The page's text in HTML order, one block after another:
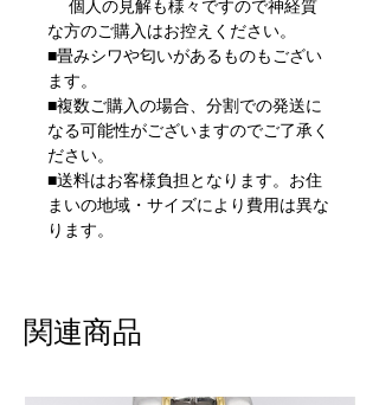
個人の見解も様々ですので神経質
な方のご購入はお控えください。
■畳みシワや匂いがあるものもござい
ます。
■複数ご購入の場合、分割での発送に
なる可能性がございますのでご了承く
ださい。
■送料はお客様負担となります。お住
まいの地域・サイズにより費用は異な
ります。
関連商品